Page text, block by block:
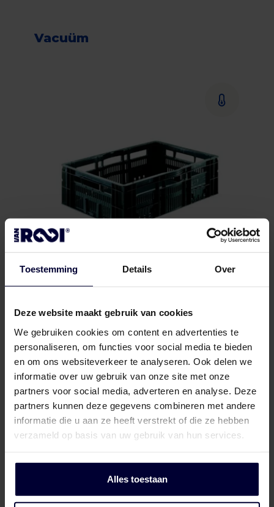
Toestemming Details Over
Deze website maakt gebruik van cookies
We gebruiken cookies om content en advertenties te
personaliseren, om functies voor social media te bieden
en om ons websiteverkeer te analyseren. Ook delen we
informatie over uw gebruik van onze site met onze
partners voor social media, adverteren en analyse. Deze
partners kunnen deze gegevens combineren met andere
informatie die u aan ze heeft verstrekt of die ze hebben
verzameld op basis van uw gebruik van hun services.
Alles toestaan
Vacuüm
CBL kratten
Verpakking (bevroren) (< 18ºC)